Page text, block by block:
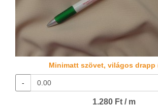
Minimatt szövet, világos drapp
-
1.280 Ft / m